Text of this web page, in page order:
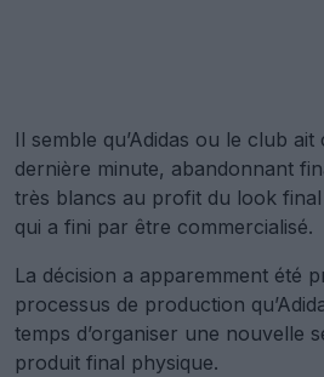
Il semble qu’Adidas ou le club ait
dernière minute, abandonnant
très blancs au profit du look
qui a fini par être commercialisé.
La décision a apparemment été
processus de production
temps d’organiser une nouvelle
produit final physique.